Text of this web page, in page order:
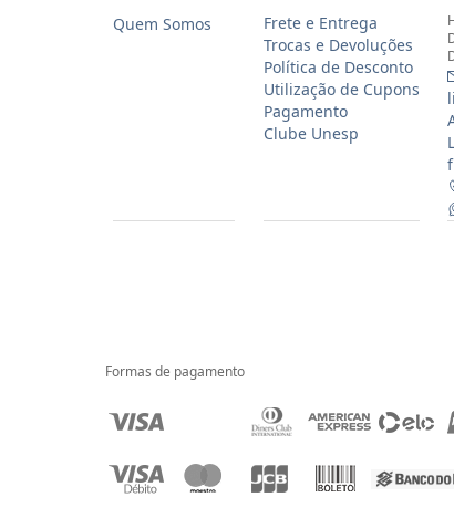
Quem Somos
Frete e Entrega
Trocas e Devoluções
Política de Desconto
Utilização de Cupons
Pagamento
Clube Unesp
Formas de pagamento